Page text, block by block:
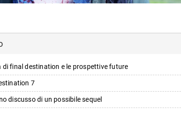
final destination e le prospettive future
7
discusso di un possibile sequel
molto probabile